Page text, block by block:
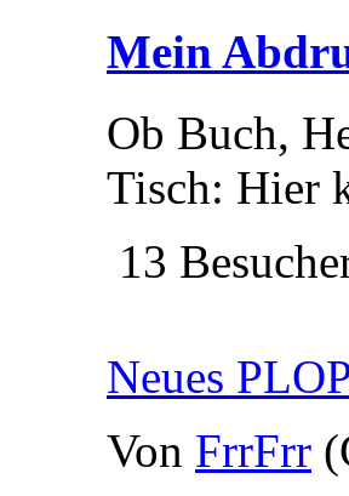
Mein
Ob Buch,
Tisch: Hier
13
Neues
Von FrrFrr